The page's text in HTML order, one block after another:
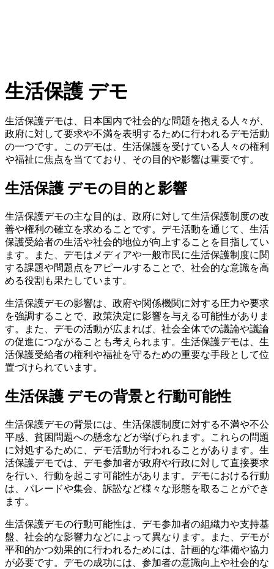
生活保護 デモ
生活保護デモは、日本国内で社会的な問題を抱える人々が、
政府に対して要求や不満を表明するために行われるデモ活動
の一つです。このデモは、生活保護を受けている人々の権利
や福祉に焦点を当てており、その目的や影響は重要です。
生活保護 デモの目的と影響
生活保護デモの主な目的は、政府に対して生活保護制度の改
善や権利の確立を求めることです。デモ活動を通じて、生活
保護受給者の生活や社会的地位が向上することを目指してい
ます。また、デモはメディアや一般市民に生活保護制度に関
する課題や問題点をアピールすることで、社会的な意識を高
める役割も果たしています。
生活保護デモの影響は、政府や関係機関に対する圧力や要求
を強調することで、政策決定に影響を与える可能性がありま
す。また、デモの活動が広まれば、社会全体での議論や議論
の促進につながることも考えられます。生活保護デモは、生
活保護受給者の権利や福祉を守るための重要な手段として位
置づけられています。
生活保護 デモの背景と行動可能性
生活保護デモの背景には、生活保護制度に対する不満や不公
平感、貧困問題への懸念などが挙げられます。これらの問題
に対処するために、デモ活動が行われることがあります。生
活保護デモでは、デモ参加者が政府や行政に対して直接要求
を行い、行動を起こす可能性があります。デモにおける行動
は、パレードや集会、訴訟など様々な形態を取ることができ
ます。
生活保護デモの行動可能性は、デモ参加者の組織力や支持基
盤、社会的な影響力などによって異なります。また、デモが
平和的かつ効果的に行われるためには、計画的な準備や協力
が必要です。デモの成功には、参加者の意識向上や社会的な